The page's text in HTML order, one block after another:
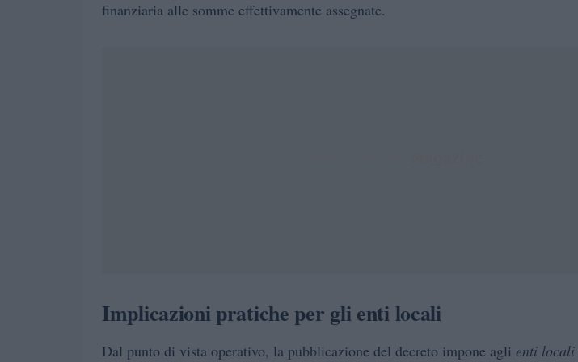
finanziaria alle somme effettivamente assegnate.
Implicazioni pratiche per gli enti locali
Dal punto di vista operativo, la pubblicazione del decreto impone agli enti locali